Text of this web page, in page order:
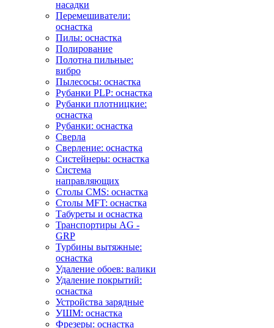
насадки
Перемешиватели:
оснастка
Пилы: оснастка
Полирование
Полотна пильные:
вибро
Пылесосы: оснастка
Рубанки PLP: оснастка
Рубанки плотницкие:
оснастка
Рубанки: оснастка
Сверла
Сверление: оснастка
Систейнеры: оснастка
Система
направляющих
Столы CMS: оснастка
Столы MFT: оснастка
Табуреты и оснастка
Транспортиры AG -
GRP
Турбины вытяжные:
оснастка
Удаление обоев: валики
Удаление покрытий:
оснастка
Устройства зарядные
УШМ: оснастка
Фрезеры: оснастка